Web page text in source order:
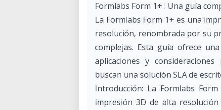
Formlabs Form 1+ : Una guía
La Formlabs Form 1+ es una
resolución, renombrada por su
complejas. Esta guía ofrece
aplicaciones y
buscan una solución SLA de
Introducción: La Formlabs
impresión 3D de alta resolución